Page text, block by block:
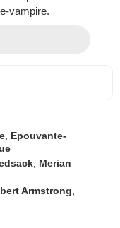
vampire.
Epouvante-
Merian
Armstrong